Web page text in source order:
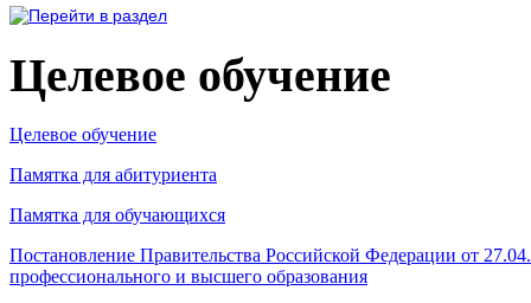
Целевое обучение
Целевое обучение
Памятка для абитуриента
Памятка для обучающихся
Постановление Правительства Российской Федерации от
профессионального и высшего образования